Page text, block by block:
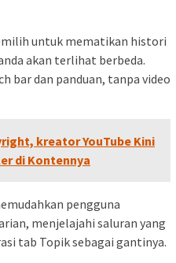
untuk mematikan histori
akan terlihat berbeda.
bar dan panduan, tanpa video
kreator YouTube Kini
di Kontennya
pengguna
menjelajahi saluran yang
tab Topik sebagai gantinya.